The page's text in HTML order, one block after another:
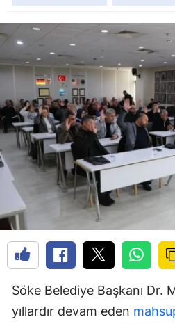
Söke Belediye Başkanı Dr.
yıllardır devam eden